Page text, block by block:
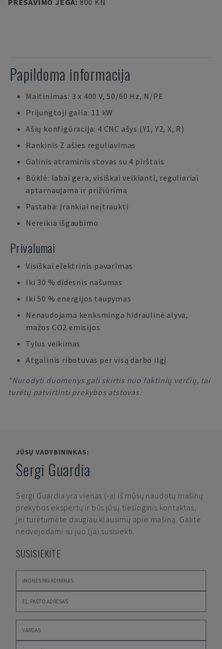
PRESAVIMO JĖGA: 800 KN
Papildoma informacija
Maitinimas: 3 x 400 V, 50/60 Hz, N/PE
Prijungtoji galia: 11 kW
Ašių konfigūracija: 4 CNC ašys (Y1, Y2, X, R)
Rankinis Z ašies reguliavimas
Galinis atraminis stovas su 4 pirštais
Būklė: labai gera, visiškai veikianti, reguliariai
aptarnaujama ir prižiūrima
Pastaba: Įrankiai neįtraukti
Nereikia išgaubimo
Privalumai
Visiškai elektrinis pavarimas
Iki 30 % didesnis našumas
Iki 50 % energijos taupymas
Nenaudojama kenksminga hidraulinė alyva,
mažos CO2 emisijos
Tylus veikimas
Atgalinis ribotuvas per visą darbo ilgį
*Nurodyti duomenys gali skirtis nuo faktinių verčių, tai
turėtų patvirtinti prekybos atstovas.
JŪSŲ VADYBININKAS:
Sergi Guardia
Sergi Guardia yra vienas (-a) iš mūsų naudotų mašinų
prekybos ekspertų ir būs jūsų tiesioginis kontaktas,
jei turėtumėte daugiau klausimų apie mašiną. Galite
nedvejodami su juo (ja) susisiekti.
SUSISIEKITE